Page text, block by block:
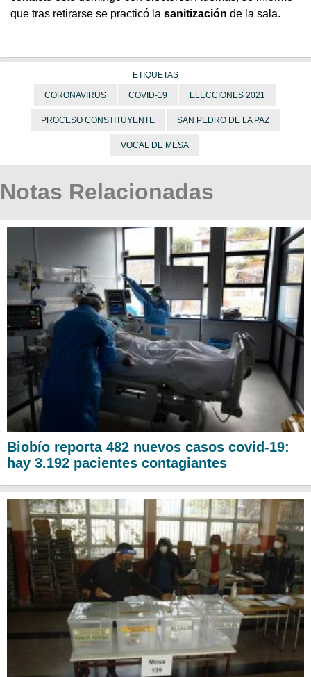
que tras retirarse se practicó la sanitización de la sala.
ETIQUETAS
CORONAVIRUS COVID-19 ELECCIONES 2021
PROCESO CONSTITUYENTE SAN PEDRO DE LA PAZ
VOCAL DE MESA
Notas Relacionadas
Biobío reporta 482 nuevos casos covid-19:
hay 3.192 pacientes contagiantes